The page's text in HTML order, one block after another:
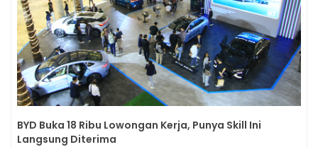
BYD Buka 18 Ribu Lowongan Kerja, Punya Skill Ini
Langsung Diterima